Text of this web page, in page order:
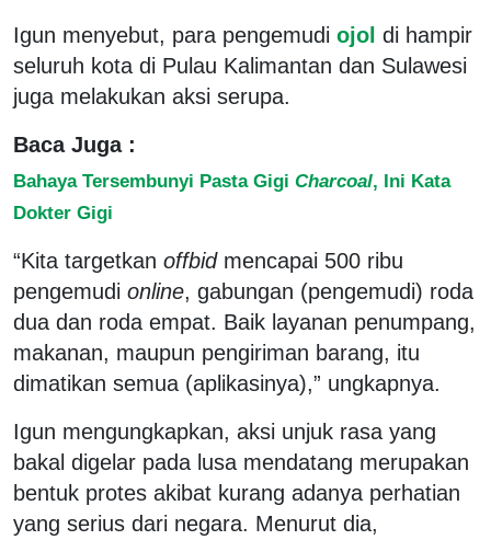
Igun menyebut, para pengemudi ojol di hampir
seluruh kota di Pulau Kalimantan dan Sulawesi
juga melakukan aksi serupa.
Baca Juga :
Bahaya Tersembunyi Pasta Gigi Charcoal, Ini Kata
Dokter Gigi
“Kita targetkan offbidmencapai 500 ribu
pengemudi online, gabungan (pengemudi) roda
dua dan roda empat. Baik layanan penumpang,
makanan, maupun pengiriman barang, itu
dimatikan semua (aplikasinya),” ungkapnya.
Igun mengungkapkan, aksi unjuk rasa yang
bakal digelar pada lusa mendatang merupakan
bentuk protes akibat kurang adanya perhatian
yang serius dari negara. Menurut dia,